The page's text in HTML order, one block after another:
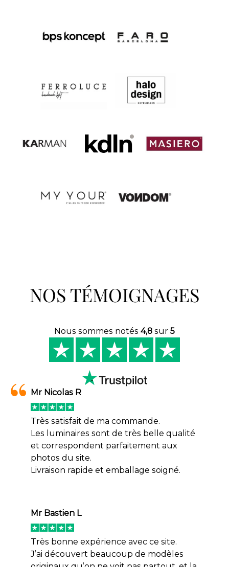
NOS TÉMOIGNAGES
Nous sommes notés 4,8 sur 5
Mr Nicolas R
Très satisfait de ma commande.
Les luminaires sont de très belle qualité
et correspondent parfaitement aux
photos du site.
Livraison rapide et emballage soigné.
Mr Bastien L
Très bonne expérience avec ce site.
J’ai découvert beaucoup de modèles